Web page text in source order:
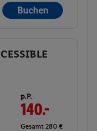
Buchen
p.P.
140.-
Gesamt 280 €